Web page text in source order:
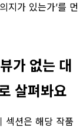
지가 있는가’를 먼
가 없는 대
살펴봐요
섹션은 해당 작품